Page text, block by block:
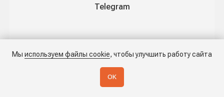
Мы используем файлы cookie, чтобы улучшить работу сайта
OK